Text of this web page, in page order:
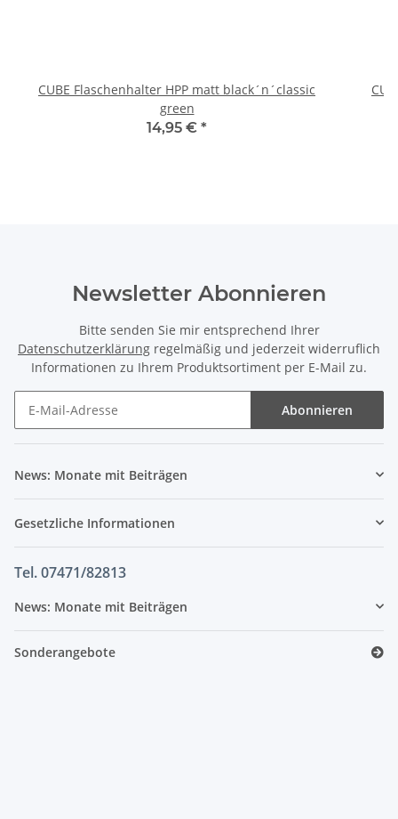
CUBE Flaschenhalter HPP matt black´n´classic
green
14,95 € *
Newsletter Abonnieren
Bitte senden Sie mir entsprechend Ihrer
Datenschutzerklärung regelmäßig und jederzeit widerruflich
Informationen zu Ihrem Produktsortiment per E-Mail zu.
Abonnieren
News: Monate mit Beiträgen
Gesetzliche Informationen
Tel. 07471/82813
News: Monate mit Beiträgen
Sonderangebote